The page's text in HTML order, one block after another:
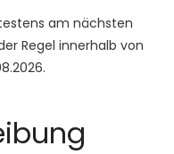
am nächsten
Regel innerhalb von